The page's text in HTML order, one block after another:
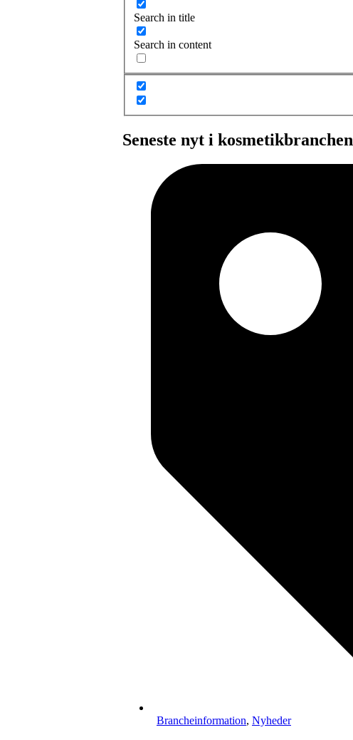
Search in title
Search in content
Seneste nyt i kosmetikbranchen
Brancheinformation, Nyheder